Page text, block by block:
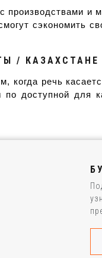
производствами и
сэкономить
/ КАЗАХСТАНЕ
речь
по доступной для